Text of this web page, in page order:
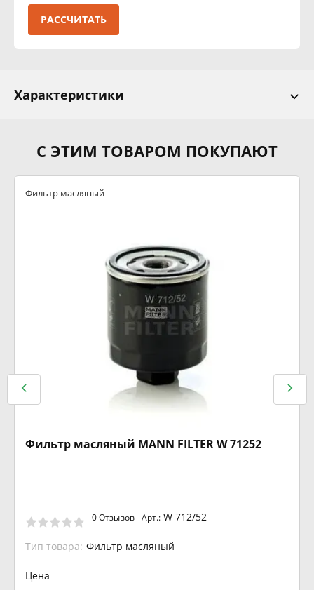
РАССЧИТАТЬ
Характеристики
С ЭТИМ ТОВАРОМ ПОКУПАЮТ
Фильтр масляный
Фильтр масляный MANN FILTER W 71252
0 Отзывов Арт.: W 712/52
Тип товара: Фильтр масляный
Цена